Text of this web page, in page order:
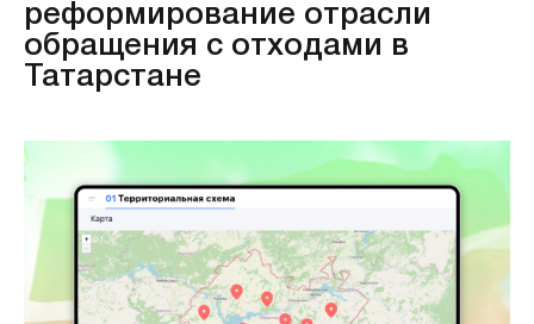
реформирование отрасли
обращения с отходами в
Татарстане